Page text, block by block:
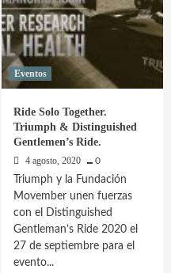
Eventos
Ride Solo Together.
Triumph & Distinguished
Gentlemen’s Ride.
4 agosto, 2020 0
Triumph y la Fundación
Movember unen fuerzas
con el Distinguished
Gentleman’s Ride 2020 el
27 de septiembre para el
evento...